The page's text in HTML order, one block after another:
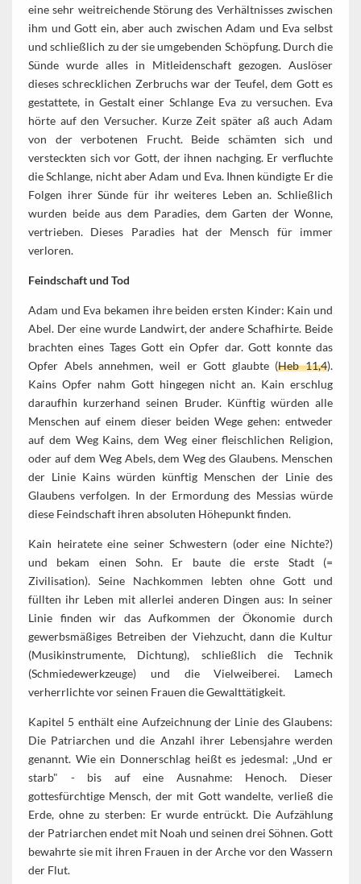
eine sehr weitreichende Störung des Verhältnisses zwischen
ihm und Gott ein, aber auch zwischen Adam und Eva selbst
und schließlich zu der sie umgebenden Schöpfung. Durch die
Sünde wurde alles in Mitleidenschaft gezogen. Auslöser
dieses schrecklichen Zerbruchs war der Teufel, dem Gott es
gestattete, in Gestalt einer Schlange Eva zu versuchen. Eva
hörte auf den Versucher. Kurze Zeit später aß auch Adam
von der verbotenen Frucht. Beide schämten sich und
versteckten sich vor Gott, der ihnen nachging. Er verfluchte
die Schlange, nicht aber Adam und Eva. Ihnen kündigte Er die
Folgen ihrer Sünde für ihr weiteres Leben an. Schließlich
wurden beide aus dem Paradies, dem Garten der Wonne,
vertrieben. Dieses Paradies hat der Mensch für immer
verloren.
Feindschaft und Tod
Adam und Eva bekamen ihre beiden ersten Kinder: Kain und
Abel. Der eine wurde Landwirt, der andere Schafhirte. Beide
brachten eines Tages Gott ein Opfer dar. Gott konnte das
Opfer Abels annehmen, weil er Gott glaubte (Heb 11,4).
Kains Opfer nahm Gott hingegen nicht an. Kain erschlug
daraufhin kurzerhand seinen Bruder. Künftig würden alle
Menschen auf einem dieser beiden Wege gehen: entweder
auf dem Weg Kains, dem Weg einer fleischlichen Religion,
oder auf dem Weg Abels, dem Weg des Glaubens. Menschen
der Linie Kains würden künftig Menschen der Linie des
Glaubens verfolgen. In der Ermordung des Messias würde
diese Feindschaft ihren absoluten Höhepunkt finden.
Kain heiratete eine seiner Schwestern (oder eine Nichte?)
und bekam einen Sohn. Er baute die erste Stadt (=
Zivilisation). Seine Nachkommen lebten ohne Gott und
füllten ihr Leben mit allerlei anderen Dingen aus: In seiner
Linie finden wir das Aufkommen der Ökonomie durch
gewerbsmäßiges Betreiben der Viehzucht, dann die Kultur
(Musikinstrumente, Dichtung), schließlich die Technik
(Schmiedewerkzeuge) und die Vielweiberei. Lamech
verherrlichte vor seinen Frauen die Gewalttätigkeit.
Kapitel 5 enthält eine Aufzeichnung der Linie des Glaubens:
Die Patriarchen und die Anzahl ihrer Lebensjahre werden
genannt. Wie ein Donnerschlag heißt es jedesmal: „Und er
starb" - bis auf eine Ausnahme: Henoch. Dieser
gottesfürchtige Mensch, der mit Gott wandelte, verließ die
Erde, ohne zu sterben: Er wurde entrückt. Die Aufzählung
der Patriarchen endet mit Noah und seinen drei Söhnen. Gott
bewahrte sie mit ihren Frauen in der Arche vor den Wassern
der Flut.